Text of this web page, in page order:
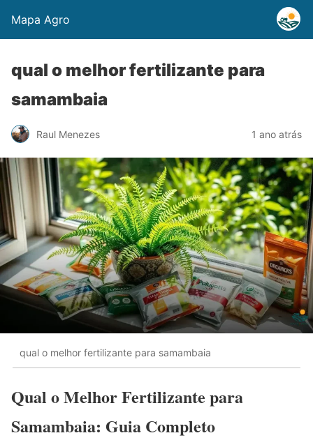
Mapa Agro
qual o melhor fertilizante para
samambaia
Raul Menezes 1 ano atrás
qual o melhor fertilizante para samambaia
Qual o Melhor Fertilizante para
Samambaia: Guia Completo